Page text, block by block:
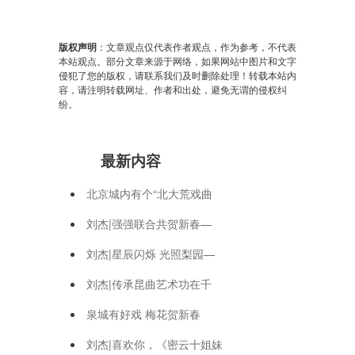
版权声明 ：文章观点仅代表作者观点，作为参考，不代表
本站观点。部分文章来源于网络，如果网站中图片和文字
侵犯了您的版权，请联系我们及时删除处理！转载本站内
容，请注明转载网址、作者和出处，避免无谓的侵权纠
纷。
最新内容
北京城内有个“北大荒戏曲
刘杰|强强联合共贺新春—
刘杰|星辰闪烁 光照梨园—
刘杰|传承昆曲艺术功在千
泉城有好戏 梅花贺新春
刘杰|喜欢你，《密云十姐妹